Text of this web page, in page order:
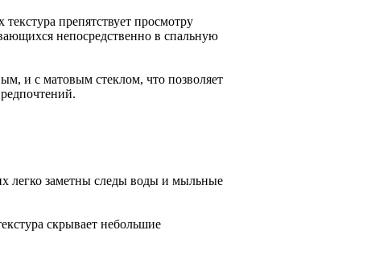
препятствует просмотру
непосредственно в спальную
и с матовым стеклом, что позволяет
легко заметны следы воды и мыльные
скрывает небольшие